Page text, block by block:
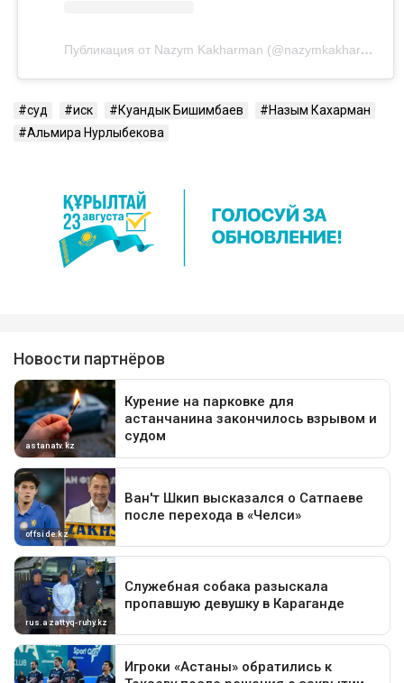
Публикация от Nazym Kakharman (@nazymkakharman)
суд иск Куандык Бишимбаев
Назым Кахарман
Альмира Нурлыбекова